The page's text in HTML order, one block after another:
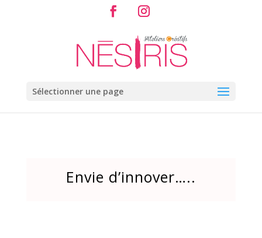
Sélectionner une page
Envie d’innover…..